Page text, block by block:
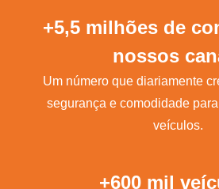
+5,5 milhões de
nossos
Um número que diariamente
segurança e comodidade
veículos.
+600 mil